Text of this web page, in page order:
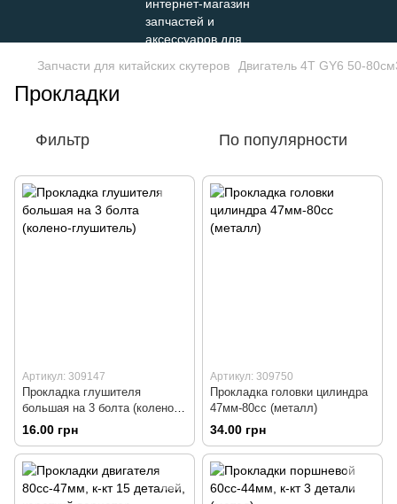
Запчасти для китайских скутеров Двигатель 4Т GY6 50-
Прокладки
Фильтр По популярности
Артикул: 309147
Прокладка глушителя
большая на 3 болта (колено-
глушитель)
16.00 грн
Артикул: 309750
Прокладка головки цилиндра
47мм-80cc (металл)
34.00 грн